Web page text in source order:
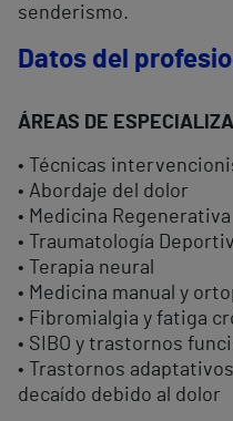
senderismo.
Datos del
ÁREAS DE
• Técnicas
• Abordaje del dolor
• Medicina Regenerativa
• Traumatología
• Terapia neural
• Medicina manual y
• Fibromialgia y fatiga
• SIBO y trastornos
• Trastornos
decaído debido al dolor